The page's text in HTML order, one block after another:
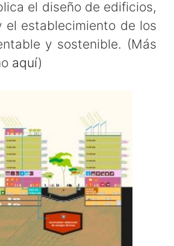
el diseño de edificios,
establecimiento de los
y sostenible. (Más
aquí)